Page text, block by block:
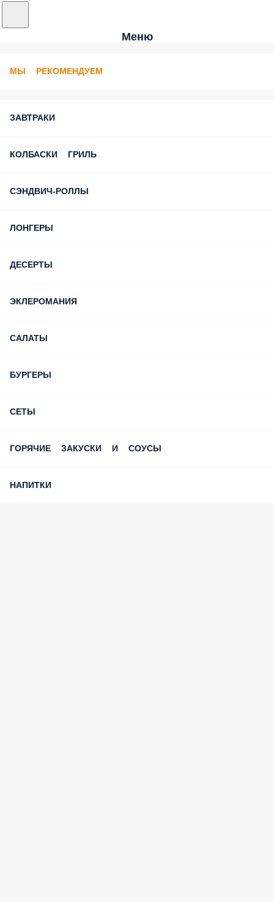
Меню
МЫ РЕКОМЕНДУЕМ
ЗАВТРАКИ
КОЛБАСКИ ГРИЛЬ
СЭНДВИЧ-РОЛЛЫ
ЛОНГЕРЫ
ДЕСЕРТЫ
ЭКЛЕРОМАНИЯ
САЛАТЫ
БУРГЕРЫ
СЕТЫ
ГОРЯЧИЕ ЗАКУСКИ И СОУСЫ
НАПИТКИ